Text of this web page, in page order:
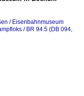
/ Eisenbahnmuseum
/ BR 94.5 (DB 094,